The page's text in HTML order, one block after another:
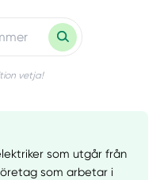
vetja!
som utgår från
som arbetar i